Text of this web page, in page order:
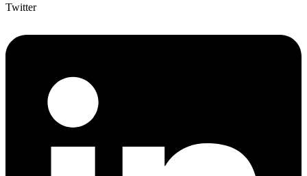
Twitter